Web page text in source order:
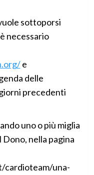
sottoporsi
necessario
e
delle
precedenti
uno o più miglia
nella pagina
una-